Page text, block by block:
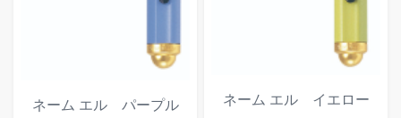
ネーム エル パープル ネーム エル イエロー